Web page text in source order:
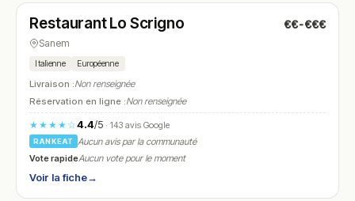
N° 19
Restaurant Lo Scrigno €€-€€€
Sanem
Italienne Européenne
Livraison :Non renseignée
Réservation en ligne :Non renseignée
★★★★☆4.4/5· 143 avis Google
RANKEAT
Aucun avis par la communauté
Vote rapideAucun vote pour le moment
Voir la fiche→